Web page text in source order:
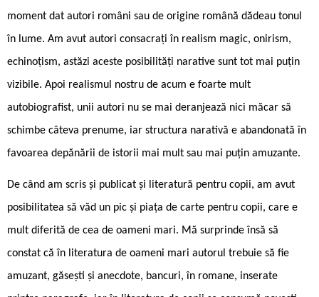
moment dat autori români sau de origine română dădeau tonul
în lume. Am avut autori consacrați în realism magic, onirism,
echinoțism, astăzi aceste posibilități narative sunt tot mai puțin
vizibile. Apoi realismul nostru de acum e foarte mult
autobiografist, unii autori nu se mai deranjează nici măcar să
schimbe câteva prenume, iar structura narativă e abandonată în
favoarea depănării de istorii mai mult sau mai puțin amuzante.
De când am scris și publicat și literatură pentru copii, am avut
posibilitatea să văd un pic și piața de carte pentru copii, care e
mult diferită de cea de oameni mari. Mă surprinde însă să
constat că în literatura de oameni mari autorul trebuie să fie
amuzant, găsești și anecdote, bancuri, în romane, inserate